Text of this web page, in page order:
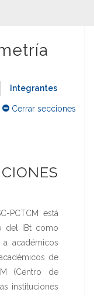
Integrantes
Cerrar secciones
PCTCM está
del IBt como
académicos
de
(Centro de
instituciones